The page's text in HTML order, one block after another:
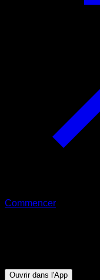
Commencer
Ouvrir dans l'App